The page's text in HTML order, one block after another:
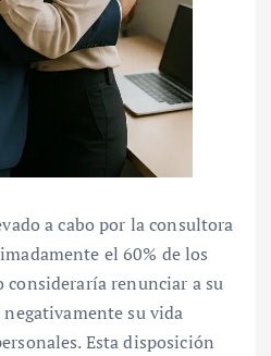
a cabo por la consultora
el 60% de los
consideraría renunciar a su
su vida
Esta disposición